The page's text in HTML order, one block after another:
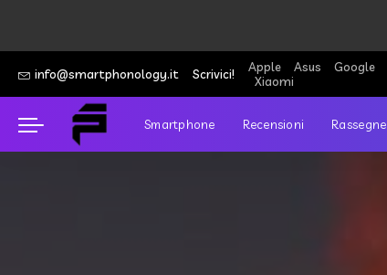
info@smartphonology.it Scrivici! Apple Asus Google
Xiaomi
Smartphone Recensioni Rassegne